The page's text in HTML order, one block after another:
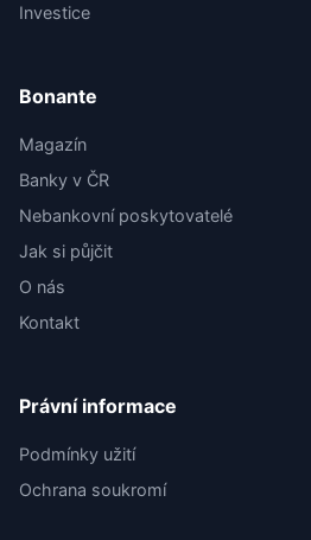
Investice
Bonante
Magazín
Banky v ČR
Nebankovní poskytovatelé
Jak si půjčit
O nás
Kontakt
Právní informace
Podmínky užití
Ochrana soukromí